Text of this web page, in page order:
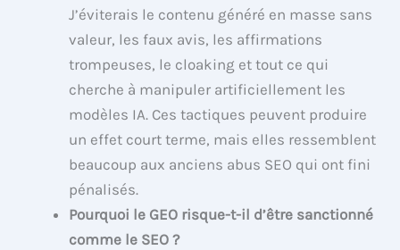
J’éviterais le contenu généré en masse sans
valeur, les faux avis, les affirmations
trompeuses, le cloaking et tout ce qui
cherche à manipuler artificiellement les
modèles IA. Ces tactiques peuvent produire
un effet court terme, mais elles ressemblent
beaucoup aux anciens abus SEO qui ont fini
pénalisés.
Pourquoi le GEO risque-t-il d’être sanctionné
comme le SEO ?